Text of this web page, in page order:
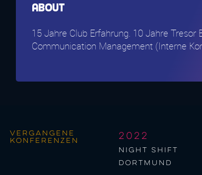
About
15 Jahre Club Erfahrung. 10 Jahre
Communication Management (Interne
Vergangene
Konferenzen
2022
night shift
Dortmund